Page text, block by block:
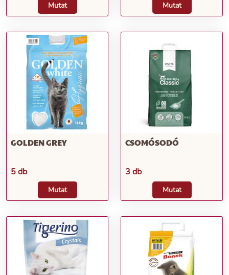
Mutat Mutat
GOLDEN GREY
5 db
Mutat
CSOMÓSODÓ
3 db
Mutat